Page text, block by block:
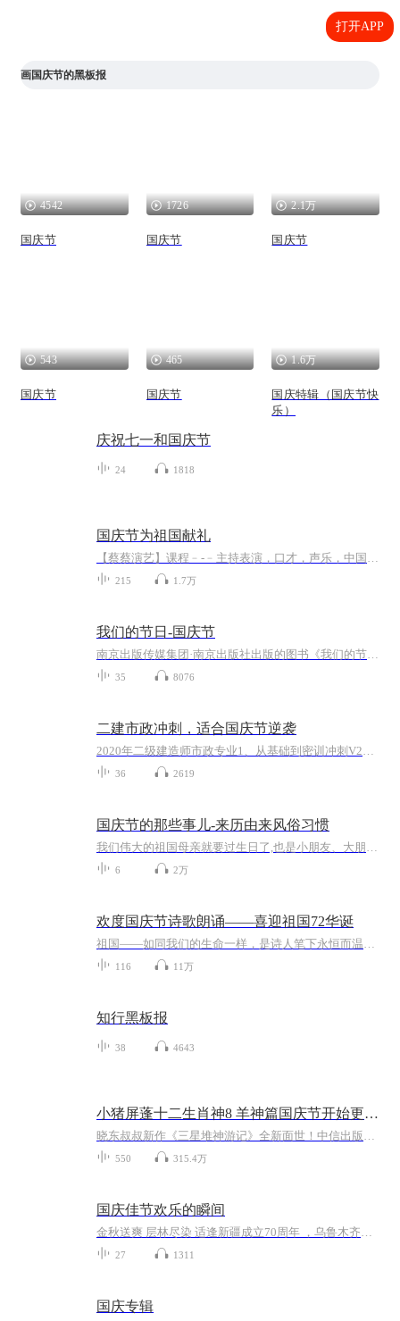
打开APP
画国庆节的黑板报
4542
国庆节
1726
国庆节
2.1万
国庆节
543
国庆节
465
国庆节
1.6万
国庆特辑（国庆节快
乐）
庆祝七一和国庆节
24 1818
国庆节为祖国献礼
【蔡蔡演艺】课程﹣-﹣主持表演，口才，声乐，中国舞，民族舞。独特的小舞台，专业的录音棚，每一位同学都能成为优秀的小明星。独特的教学模式，轻松上课，快乐学习！知名主持人，舞蹈家，高级教师任职授课！江南总校：河沟街42号三楼 18545856430江北分校...
215 1.7万
我们的节日-国庆节
南京出版传媒集团·南京出版社出版的图书《我们的节日》通过对中国节日文化和节日意义进行深度的挖掘，面向青少年群体构建独具特色的栏目内容，以此丰富春节、元宵节、清明节、端午节、七夕节、中秋节、重阳节等传统节日；六一节、教师节、国庆节等新兴节日的文化内涵和表现形式。促进青少年形成新的节日习俗，提升节日仪式感、认同感。音频作品由金陵朗读者联盟志愿者朗诵，南京音像出版社、金陵图书馆联合制作。
35 8076
二建市政冲刺，适合国庆节逆袭
2020年二级建造师市政专业1、从基础到密训冲刺V2、从精华课程到超压密押V3、0基础同步更新v4、持续更新到2020年考试V5、只要你跟着学让你一次稳拿证V6、渠道超压压题，超压三页纸等独家绝密压题!
36 2619
国庆节的那些事儿-来历由来风俗习惯
我们伟大的祖国母亲就要过生日了,也是小朋友、大朋友们最喜欢的“国庆小长假”或说“黄金周”还有说”国庆7天乐”的，说法真是不一而足。那么“国庆节”是怎么来的？自古以来国庆节怎么庆贺？新中国国庆节的来历，以及新中国国庆节的庆贺方式又有哪些呢？ ...
6 2万
欢度国庆节诗歌朗诵——喜迎祖国72华诞
祖国——如同我们的生命一样，是诗人笔下永恒而温暖的主题。在祖国72周年华诞来临之际，特创建这个诗歌朗诵专辑，诵读经典爱国篇章，和大家一起歌颂祖国，向国庆的献礼！祝愿伟大的祖国繁荣富强，祝愿大家国庆节快乐，度过平安快乐的黄金周假期！
116 11万
知行黑板报
38 4643
小猪屏蓬十二生肖神8 羊神篇国庆节开始更新啦！
晓东叔叔新作《三星堆神游记》全新面世！中信出版社出版！京东当当淘宝均有售！点蓝色字收听——《小猪屏蓬爆笑日记2024》《小猪屏蓬爆笑日记2》《小猪屏蓬爆笑日记1》让你笑得喘不上气！《我进故宫当富翁——小猪屏蓬故宫财商笔记》教你成为大富翁！《小...
550 315.4万
国庆佳节欢乐的瞬间
金秋送爽 层林尽染 适逢新疆成立70周年 ，乌鲁木齐于2025年9月23日迎来党中央和习大大带领的慰问团。新疆各族群众欢欣鼓舞，热烈欢迎。
27 1311
国庆专辑